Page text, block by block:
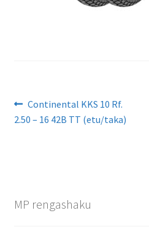
Artikkelien
selaus
Edellinen
artikkeli
Continental KKS 10 Rf.
2.50 – 16 42B TT (etu/taka)
MP rengashaku